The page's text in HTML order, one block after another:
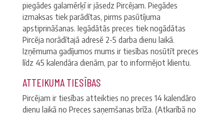
piegādes galamērķī ir jāsedz Pircējam. Piegādes
izmaksas tiek parādītas, pirms pasūtījuma
apstiprināšanas. Iegādātās preces tiek nogādātas
Pircēja norādītajā adresē 2-5 darba dienu laikā.
Izņēmuma gadījumos mums ir tiesības nosūtīt preces
līdz 45 kalendāra dienām, par to informējot klientu.
ATTEIKUMA TIESĪBAS
Pircējam ir tiesības atteikties no preces 14 kalendāro
dienu laikā no Preces saņemšanas brīža. (Atkarībā no